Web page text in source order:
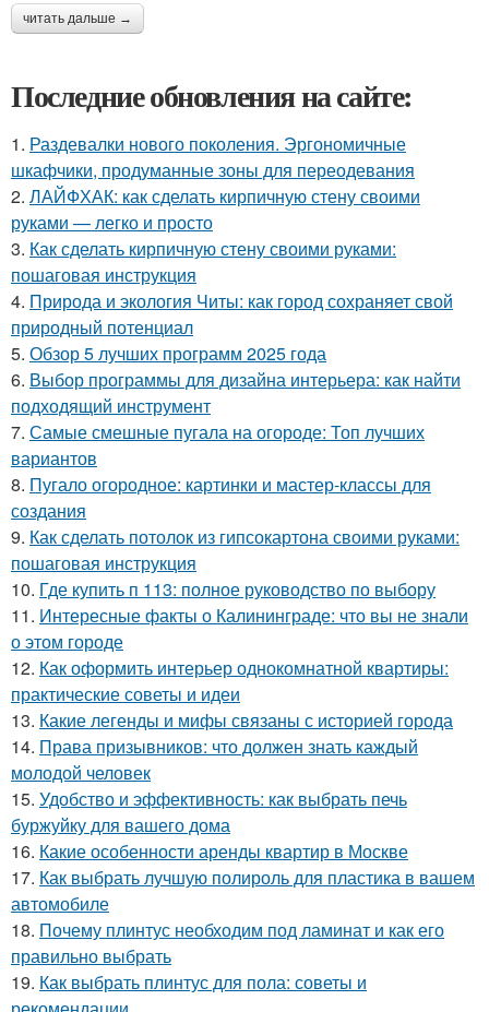
читать дальше →
Последние обновления на сайте:
1. Раздевалки нового поколения. Эргономичные
шкафчики, продуманные зоны для переодевания
2. ЛАЙФХАК: как сделать кирпичную стену своими
руками — легко и просто
3. Как сделать кирпичную стену своими руками:
пошаговая инструкция
4. Природа и экология Читы: как город сохраняет свой
природный потенциал
5. Обзор 5 лучших программ 2025 года
6. Выбор программы для дизайна интерьера: как найти
подходящий инструмент
7. Самые смешные пугала на огороде: Топ лучших
вариантов
8. Пугало огородное: картинки и мастер-классы для
создания
9. Как сделать потолок из гипсокартона своими руками:
пошаговая инструкция
10. Где купить п 113: полное руководство по выбору
11. Интересные факты о Калининграде: что вы не знали
о этом городе
12. Как оформить интерьер однокомнатной квартиры:
практические советы и идеи
13. Какие легенды и мифы связаны с историей города
14. Права призывников: что должен знать каждый
молодой человек
15. Удобство и эффективность: как выбрать печь
буржуйку для вашего дома
16. Какие особенности аренды квартир в Москве
17. Как выбрать лучшую полироль для пластика в вашем
автомобиле
18. Почему плинтус необходим под ламинат и как его
правильно выбрать
19. Как выбрать плинтус для пола: советы и